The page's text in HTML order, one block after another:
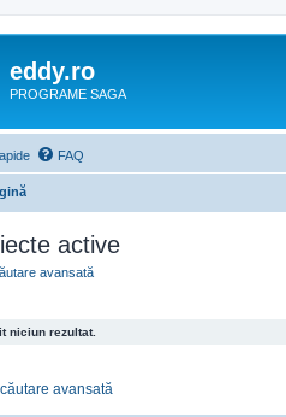
eddy.ro
PROGRAME SAGA
FAQ
active
avansată
niciun rezultat.
avansată